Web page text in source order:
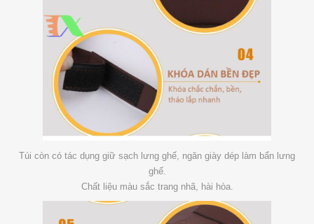
Túi còn có tác dụng giữ sạch lưng ghế, ngăn giày dép làm bẩn lưng
ghế.
Chất liệu màu sắc trang nhã, hài hòa.